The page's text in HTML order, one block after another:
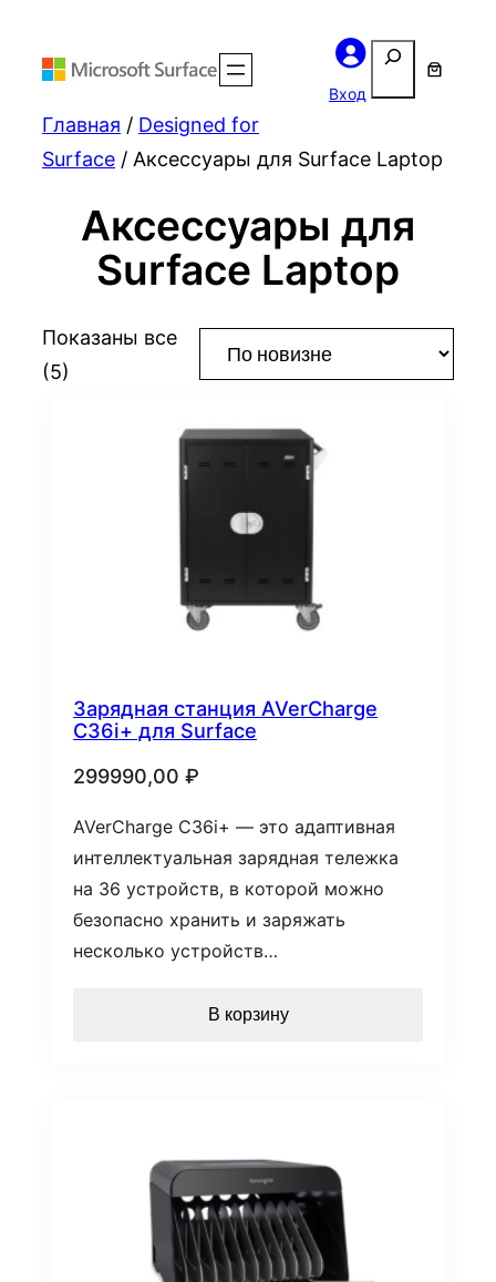
Вход
Поиск
Главная / Designed for
Surface / Аксессуары для Surface Laptop
Аксессуары для
Surface Laptop
Показаны все
(5)
Зарядная станция AVerCharge
C36i+ для Surface
299990,00 ₽
AVerCharge C36i+ — это адаптивная
интеллектуальная зарядная тележка
на 36 устройств, в которой можно
безопасно хранить и заряжать
несколько устройств…
В корзину